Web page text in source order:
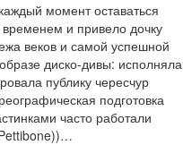
момент оставаться
временем и привело дочку
веков и самой успешной
диско-дивы: исполняла
публику чересчур
подготовка
часто работали